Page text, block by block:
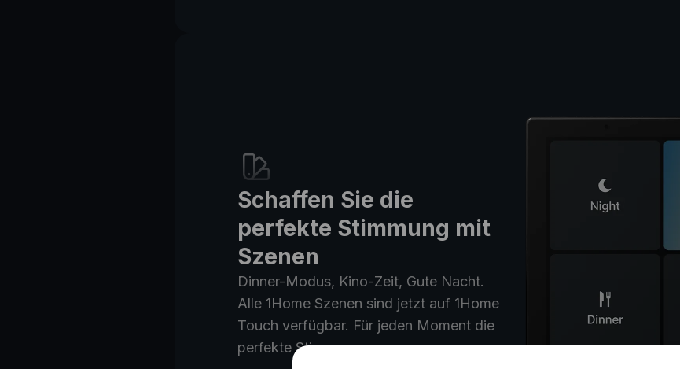
Schaffen Sie die
perfekte Stimmung mit
Szenen
Dinner-Modus, Kino-Zeit, Gute Nacht.
Alle 1Home Szenen sind jetzt auf 1Home
Touch verfügbar. Für jeden Moment die
perfekte Stimmung.